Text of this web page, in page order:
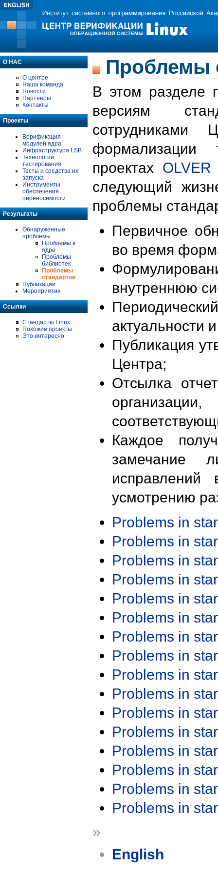
О НАС
О центре
Наша команда
Новости
Партнеры
Контакты
Проекты
Верификация
модулей ядра
Инфраструктура LSB
Технологии
тестирования
Тесты и средства их
запуска
Инструменты
обеспечения
переносимости
Результаты
Обнаруженные
проблемы
Проблемы в
ядре
Проблемы
библиотек
Проблемы
стандартов
Публикации
Мероприятия
Ссылки
Стандарты Linux
Похожие проекты
Это интересно
Проблемы
В этом разделе
версиям
формализации
проектах OLVER
следующий
проблемы
Первичное
во время
внутреннюю
актуальности
Публикация
Центра;
Отсылка
Каждое
замечание
исправлений
усмотрению
Problems in
Problems in
Problems in
Problems in
Problems in
Problems in
Problems in
Problems in
Problems in
Problems in
Problems in
Problems in
Problems in
Problems in
Problems in
Problems in
»
English